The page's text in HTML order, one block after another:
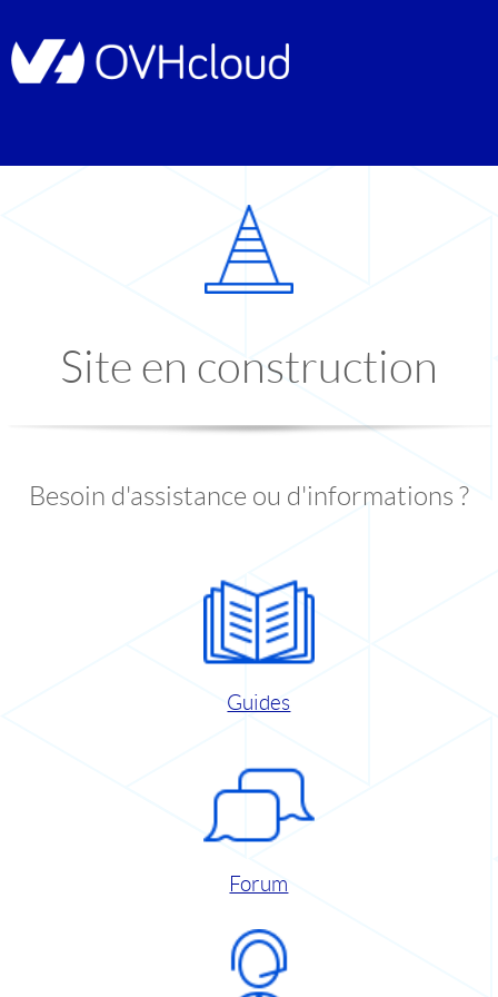
Site en construction
Besoin d'assistance ou d'informations ?
Guides
Forum